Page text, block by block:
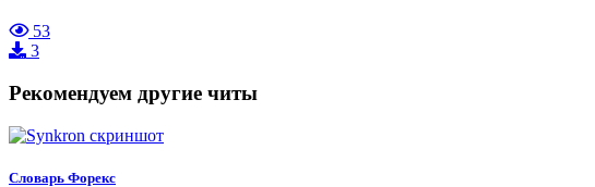
53
3
Рекомендуем другие читы
Словарь Форекс